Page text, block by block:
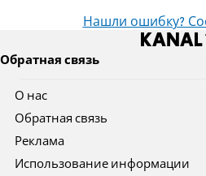
Нашли ошибку?
Обратная связь
О нас
Обратная связь
Реклама
Использование информации